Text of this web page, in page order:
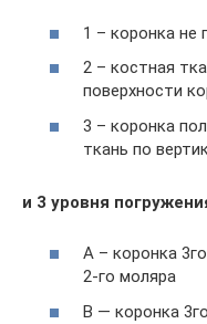
1 – коронка не
2 – костная
поверхности
3 – коронка
ткань по
и 3 уровня
А – коронка
2-го моляра
В — коронка